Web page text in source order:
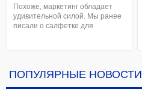
Похоже, маркетинг обладает
удивительной силой. Мы ранее
писали о салфетке для
говорилось об ожидании
ПОПУЛЯРНЫЕ НОВОСТИ